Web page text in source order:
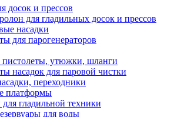
досок и прессов
для гладильных досок и прессов
насадки
для парогенераторов
утюжки, шланги
насадок для паровой чистки
переходники
платформы
гладильной техники
для воды